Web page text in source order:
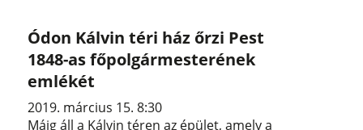
Ódon Kálvin téri ház őrzi Pest
1848-as főpolgármesterének
emlékét
2019. március 15. 8:30
Máig áll a Kálvin téren az épület, amely a